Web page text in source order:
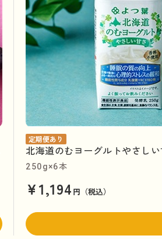
定期便あり
北海道のむヨーグルトやさし
250g×6本
¥1,194 円（税込）